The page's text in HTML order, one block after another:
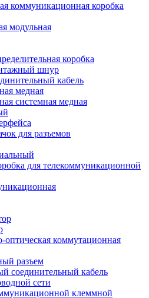
коммуникационная коробка
модульная
коробка
шнур
кабель
медная
системная медная
для разъемов
для телекоммуникационной
оптическая коммутационная
разъем
соединительный кабель
сети
клеммной